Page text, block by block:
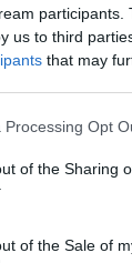
us to third
that may
website/app
or usage
to Google and
specified
Processing Opt
of the Sharing
of the Sale of
tengelye a
Színház
itt járt